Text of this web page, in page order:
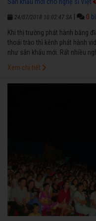
24/07/2018 10:02:47 SA 0
Khi thị trường phát hành băng
thoái trào thì kênh phát hành
như sân khấu mới. Rất nhiều
trên mạng xã hội.
Xem chi tiết